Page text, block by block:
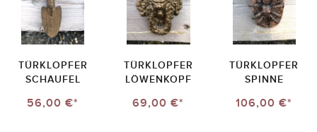
TÜRKLOPFER
SCHAUFEL
56,00 €*
TÜRKLOPFER
LÖWENKOPF
69,00 €*
TÜRKLOPFER
SPINNE
106,00 €*